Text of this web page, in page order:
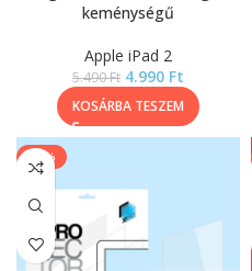
keménységű
Apple iPad 2
5.490Ft 4.990 Ft
KOSÁRBA TESZEM
-46%